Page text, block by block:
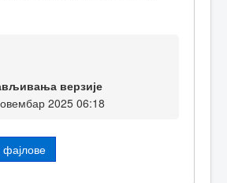
верзије
2025 06:18
фајлове